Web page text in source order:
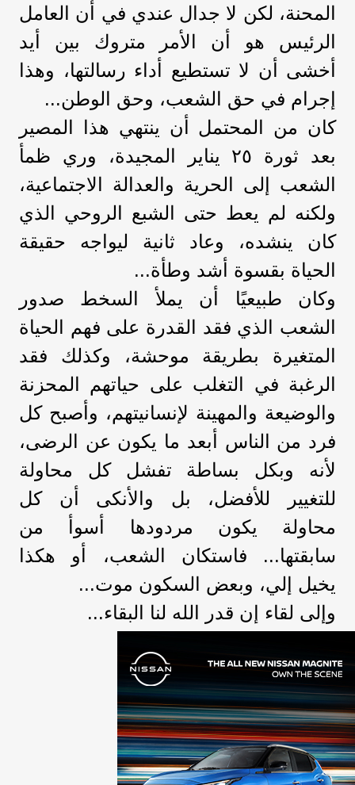
المحنة، لكن لا جدال عندي في أن العامل
الرئيس هو أن الأمر متروك بين أيد
أخشى أن لا تستطيع أداء رسالتها، وهذا
إجرام في حق الشعب، وحق الوطن...
كان من المحتمل أن ينتهي هذا المصير
بعد ثورة ٢٥ يناير المجيدة، وري ظمأ
الشعب إلى الحرية والعدالة الاجتماعية،
ولكنه لم يعط حتى الشبع الروحي الذي
كان ينشده، وعاد ثانية ليواجه حقيقة
الحياة بقسوة أشد وطأة...
وكان طبيعيًا أن يملأ السخط صدور
الشعب الذي فقد القدرة على فهم الحياة
المتغيرة بطريقة موحشة، وكذلك فقد
الرغبة في التغلب على حياتهم المحزنة
والوضيعة والمهينة لإنسانيتهم، وأصبح كل
فرد من الناس أبعد ما يكون عن الرضى،
لأنه وبكل بساطة تفشل كل محاولة
للتغيير للأفضل، بل والأنكى أن كل
محاولة يكون مردودها أسوأ من
سابقتها... فاستكان الشعب، أو هكذا
يخيل إلي، وبعض السكون موت...
وإلى لقاء إن قدر الله لنا البقاء...